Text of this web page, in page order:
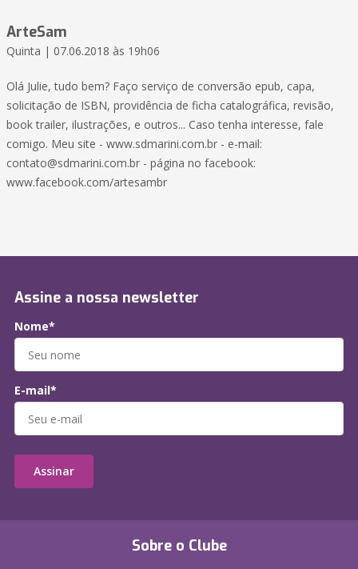
ArteSam
Quinta | 07.06.2018 às 19h06
Olá Julie, tudo bem? Faço serviço de conversão epub, capa,
solicitação de ISBN, providência de ficha catalográfica, revisão,
book trailer, ilustrações, e outros... Caso tenha interesse, fale
comigo. Meu site - www.sdmarini.com.br - e-mail:
contato@sdmarini.com.br - página no facebook:
www.facebook.com/artesambr
Sobre o Clube
Assine a nossa newsletter
Nome*
E-mail*
Assinar